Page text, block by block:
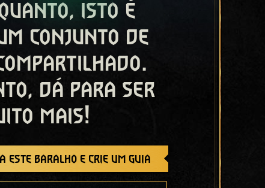
isto é
conjunto de
dá para ser
mais!
este baralho e crie um guia